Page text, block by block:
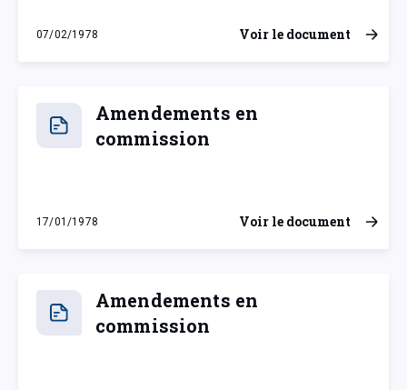
07/02/1978
mardi 7 février 1978
Voir le document
Amendements en
commission
17/01/1978
mardi 17 janvier 1978
Voir le document
Amendements en
commission